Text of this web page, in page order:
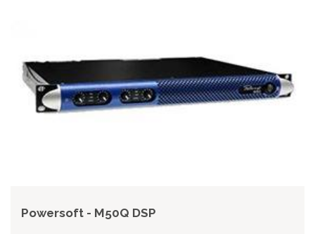
Powersoft - M50Q DSP